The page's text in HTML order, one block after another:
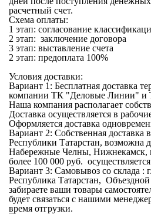
расчетный счет.
Схема оплаты:
1 этап: согласование
2 этап: заключение договора
3 этап: выставление счета
2 этап: предоплата 100%
Условия доставки:
Вариант 1: Бесплатная доставка
компании ТК "Деловые Линии"
Наша компания располагает
Доставка осуществляется в
Оформляется доставка
Вариант 2: Собственная доставка
Республики Татарстан, возможна
Набережные Челны, Нижнекамск,
более 100 000 руб.
Вариант 3: Самовывоз со склада :
Республика Татарстан,
забираете ваши товары
будет связаться с нашими
время отгрузки.